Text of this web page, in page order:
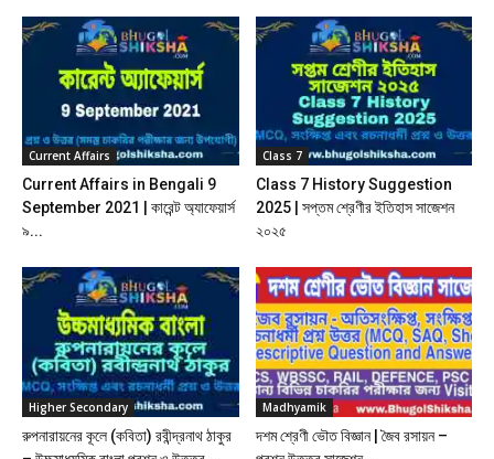
Current Affairs
Current Affairs in Bengali 9
September 2021 | কারেন্ট অ্যাফেয়ার্স
৯...
Class 7
Class 7 History Suggestion
2025 | সপ্তম শ্রেণীর ইতিহাস সাজেশন
২০২৫
Higher Secondary
রুপনারায়নের কূলে (কবিতা) রবীন্দ্রনাথ ঠাকুর
Madhyamik
দশম শ্রেণী ভৌত বিজ্ঞান | জৈব রসায়ন –